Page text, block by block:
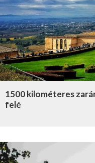
1500 kilométeres
felé